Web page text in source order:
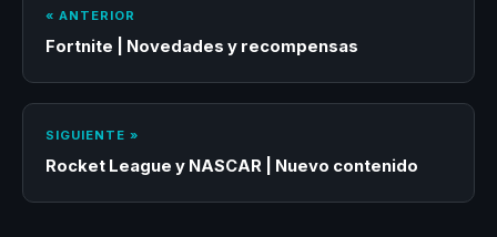
« ANTERIOR
Fortnite | Novedades y recompensas
SIGUIENTE »
Rocket League y NASCAR | Nuevo contenido